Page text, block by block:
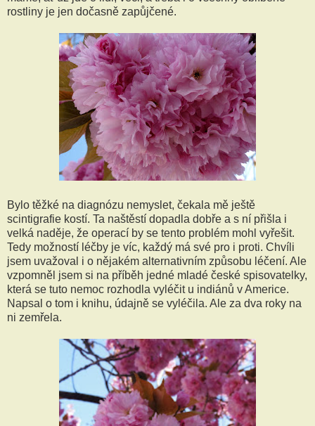
rostliny je jen dočasně zapůjčené.
Bylo těžké na diagnózu nemyslet, čekala mě ještě
scintigrafie kostí. Ta naštěstí dopadla dobře a s ní přišla i
velká naděje, že operací by se tento problém mohl vyřešit.
Tedy možností léčby je víc, každý má své pro i proti. Chvíli
jsem uvažoval i o nějakém alternativním způsobu léčení. Ale
vzpomněl jsem si na příběh jedné mladé české spisovatelky,
která se tuto nemoc rozhodla vyléčit u indiánů v Americe.
Napsal o tom i knihu, údajně se vyléčila. Ale za dva roky na
ni zemřela.